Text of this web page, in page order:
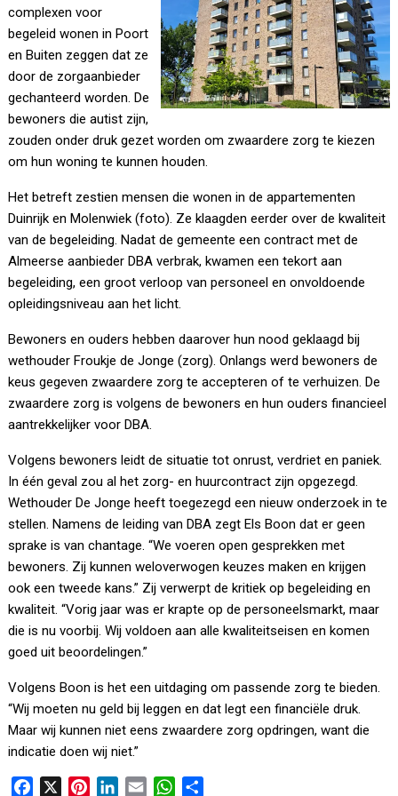
complexen voor
begeleid wonen in Poort
en Buiten zeggen dat ze
door de zorgaanbieder
gechanteerd worden. De
bewoners die autist zijn,
zouden onder druk gezet worden om zwaardere zorg te kiezen
om hun woning te kunnen houden.
Het betreft zestien mensen die wonen in de appartementen
Duinrijk en Molenwiek (foto). Ze klaagden eerder over de kwaliteit
van de begeleiding. Nadat de gemeente een contract met de
Almeerse aanbieder DBA verbrak, kwamen een tekort aan
begeleiding, een groot verloop van personeel en onvoldoende
opleidingsniveau aan het licht.
Bewoners en ouders hebben daarover hun nood geklaagd bij
wethouder Froukje de Jonge (zorg). Onlangs werd bewoners de
keus gegeven zwaardere zorg te accepteren of te verhuizen. De
zwaardere zorg is volgens de bewoners en hun ouders financieel
aantrekkelijker voor DBA.
Volgens bewoners leidt de situatie tot onrust, verdriet en paniek.
In één geval zou al het zorg- en huurcontract zijn opgezegd.
Wethouder De Jonge heeft toegezegd een nieuw onderzoek in te
stellen. Namens de leiding van DBA zegt Els Boon dat er geen
sprake is van chantage. “We voeren open gesprekken met
bewoners. Zij kunnen weloverwogen keuzes maken en krijgen
ook een tweede kans.” Zij verwerpt de kritiek op begeleiding en
kwaliteit. “Vorig jaar was er krapte op de personeelsmarkt, maar
die is nu voorbij. Wij voldoen aan alle kwaliteitseisen en komen
goed uit beoordelingen.”
Volgens Boon is het een uitdaging om passende zorg te bieden.
“Wij moeten nu geld bij leggen en dat legt een financiële druk.
Maar wij kunnen niet eens zwaardere zorg opdringen, want die
indicatie doen wij niet.”
W